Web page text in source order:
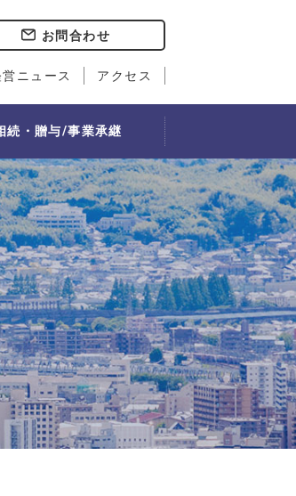
お問合わせ
ニュース アクセス
事書式ダウンロード
科会計サービス
経営実務検定講座
続・贈与/事業承継
策
制度